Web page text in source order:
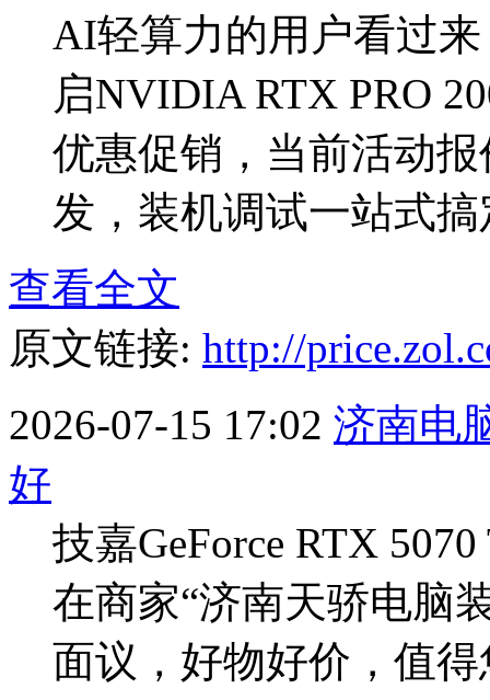
AI轻算力的用户看过
启NVIDIA RTX PRO
优惠促销，当前活动
发，装机调试一站式搞
查看全文
原文链接: http://
2026-07-15 17:02 济南电
好
技嘉GeForce RTX
在商家“济南天骄电脑
面议，好物好价，值得